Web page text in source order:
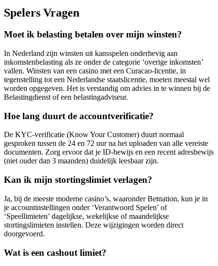
Spelers Vragen
Moet ik belasting betalen over mijn winsten?
In Nederland zijn winsten uit kansspelen onderhevig aan
inkomstenbelasting als ze onder de categorie ‘overige inkomsten’
vallen. Winsten van een casino met een Curacao-licentie, in
tegenstelling tot een Nederlandse staatslicentie, moeten meestal wel
worden opgegeven. Het is verstandig om advies in te winnen bij de
Belastingdienst of een belastingadviseur.
Hoe lang duurt de accountverificatie?
De KYC-verificatie (Know Your Customer) duurt normaal
gesproken tussen de 24 en 72 uur na het uploaden van alle vereiste
documenten. Zorg ervoor dat je ID-bewijs en een recent adresbewijs
(niet ouder dan 3 maanden) duidelijk leesbaar zijn.
Kan ik mijn stortingslimiet verlagen?
Ja, bij de meeste moderne casino’s, waaronder Betnation, kun je in
je accountinstellingen onder ‘Verantwoord Spelen’ of
‘Speellimieten’ dagelijkse, wekelijkse of maandelijkse
stortingslimieten instellen. Deze wijzigingen worden direct
doorgevoerd.
Wat is een cashout limiet?